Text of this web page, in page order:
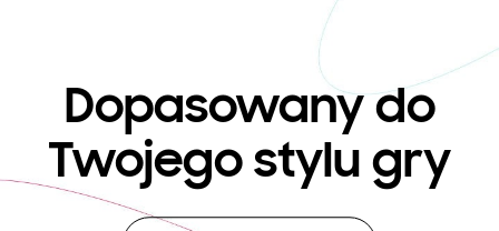
Dopasowanydo
Twojego stylu gry